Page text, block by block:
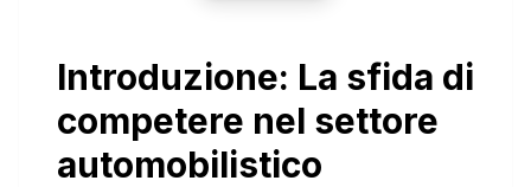
Introduzione: La sfida di
competere nel settore
automobilistico